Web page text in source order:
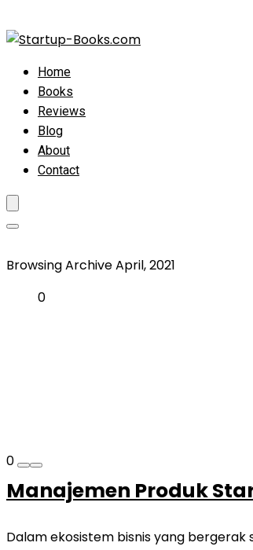
Home
Books
Reviews
Blog
About
Contact
Browsing ArchiveApril, 2021
0
0
Manajemen Produk
Dalam ekosistem bisnis yang